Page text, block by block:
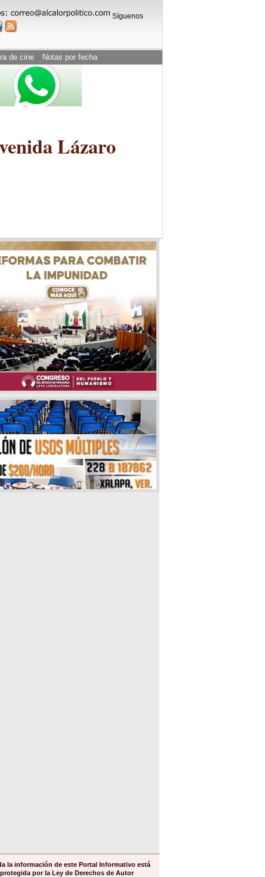
Síguenos
de cine Notas por fecha
Lázaro
la información de este Portal Informativo está
protegida por la Ley de Derechos de Autor